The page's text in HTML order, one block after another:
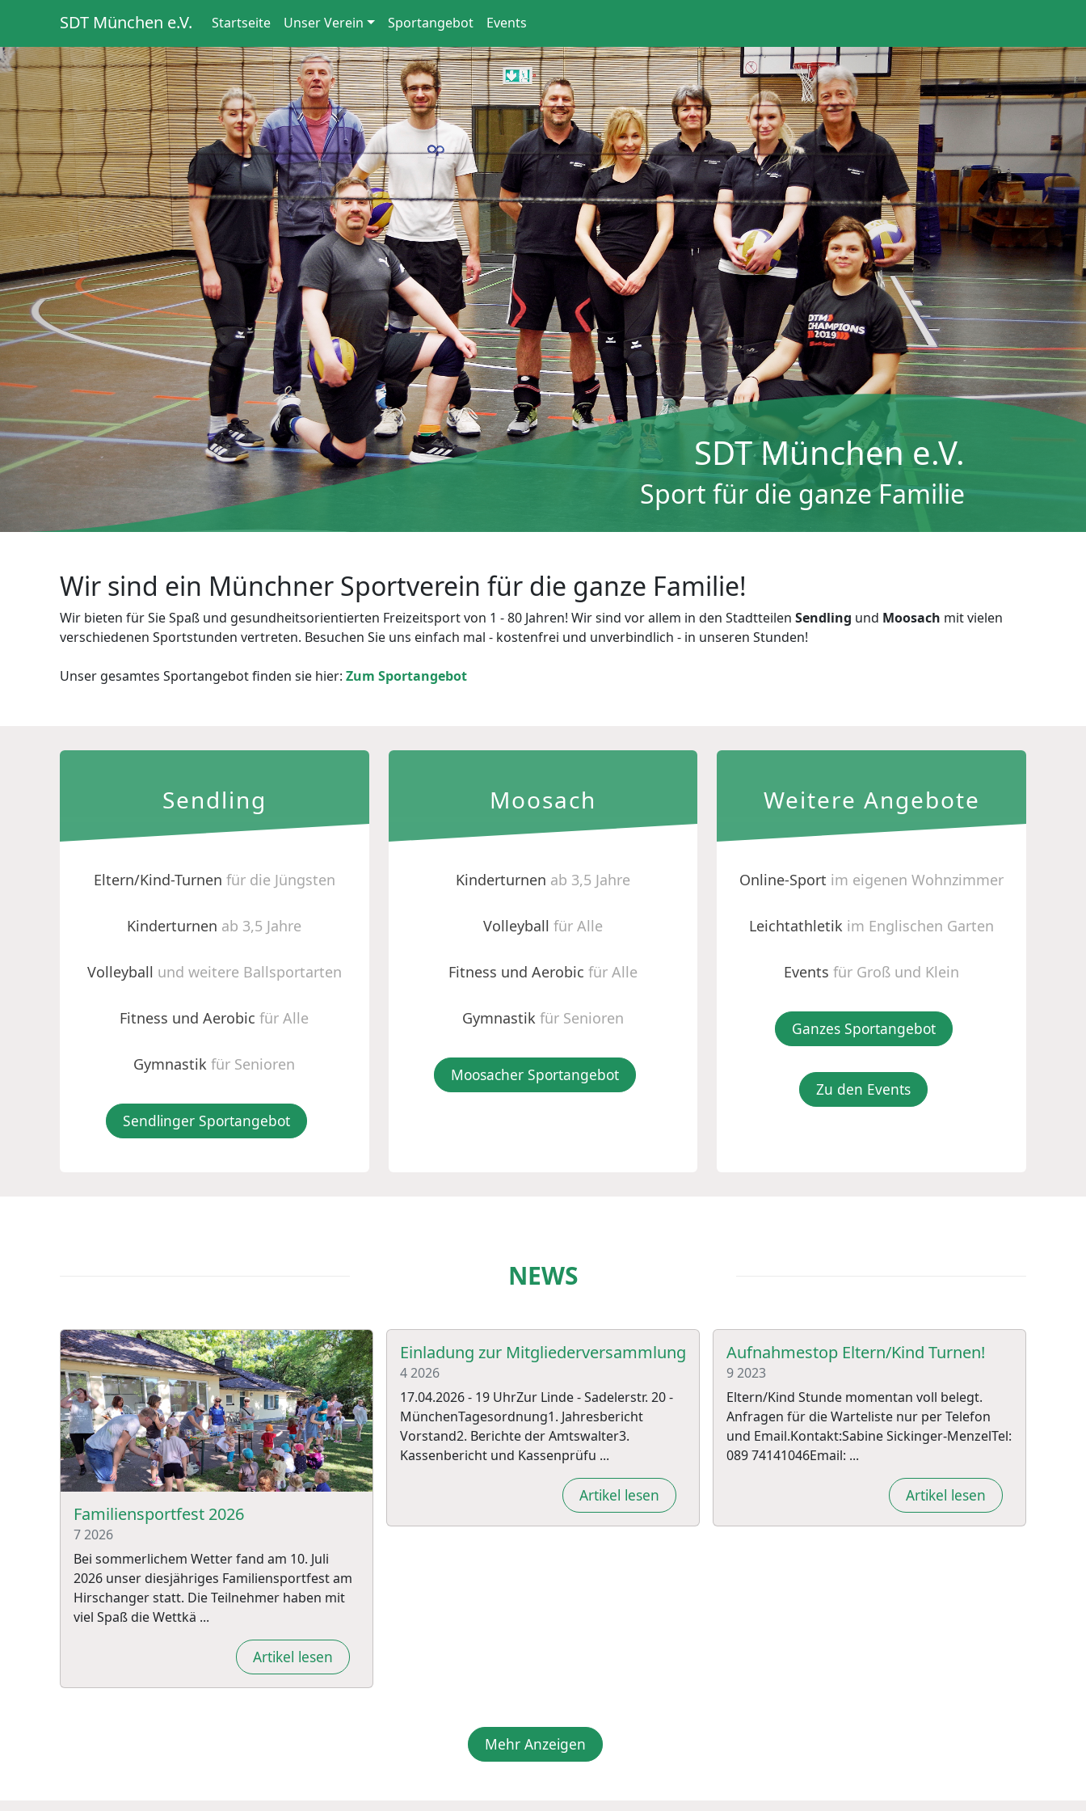
SDT München e.V. Startseite Unser Verein Sportangebot Events
SDT München e.V.
Sport für die ganze Familie
Wir sind ein Münchner Sportverein für die ganze Familie!
Wir bieten für Sie Spaß und gesundheitsorientierten Freizeitsport von 1 - 80 Jahren! Wir sind vor allem in den Stadtteilen Sendling und Moosach mit vielen
verschiedenen Sportstunden vertreten. Besuchen Sie uns einfach mal - kostenfrei und unverbindlich - in unseren Stunden!
Unser gesamtes Sportangebot finden sie hier: Zum Sportangebot
Sendling
Eltern/Kind-Turnen für die Jüngsten
Kinderturnen ab 3,5 Jahre
Volleyball und weitere Ballsportarten
Fitness und Aerobic für Alle
Gymnastik für Senioren
Sendlinger Sportangebot
Moosach
Kinderturnen ab 3,5 Jahre
Volleyball für Alle
Fitness und Aerobic für Alle
Gymnastikfür Senioren
Moosacher Sportangebot
Weitere Angebote
Online-Sport im eigenen Wohnzimmer
Leichtathletik im Englischen Garten
Events für Groß und Klein
Ganzes Sportangebot
Zu den Events
NEWS
Familiensportfest 2026
72026
Bei sommerlichem Wetter fand am 10. Juli
2026 unser diesjähriges Familiensportfest am
Hirschanger statt. Die Teilnehmer haben mit
viel Spaß die Wettkä ...
Artikel lesen
Einladung zur Mitgliederversammlung
42026
17.04.2026 - 19 UhrZur Linde - Sadelerstr. 20 -
MünchenTagesordnung1. Jahresbericht
Vorstand2. Berichte der Amtswalter3.
Kassenbericht und Kassenprüfu ...
Artikel lesen
Aufnahmestop Eltern/Kind Turnen!
92023
Eltern/Kind Stunde momentan voll belegt.
Anfragen für die Warteliste nur per Telefon
und Email.Kontakt:Sabine Sickinger-MenzelTel:
089 74141046Email: ...
Artikel lesen
Mehr Anzeigen